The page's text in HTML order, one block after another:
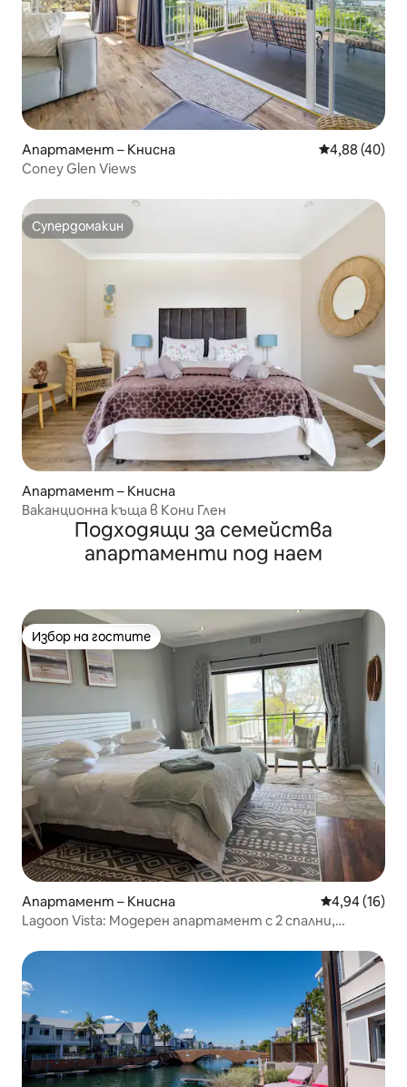
Апартамент – Книсна Средна
4,88 (40)
Coney Glen Views
Супердомакин
Супердомакин
Апартамент – Книсна
Ваканционна къща в Кони Глен
Подходящи за семейства
апартаменти под наем
Избор на гостите
Избор на гостите
Апартамент – Книсна Средна
4,94 (16)
Lagoon Vista: Модерен апартамент с 2 спални,